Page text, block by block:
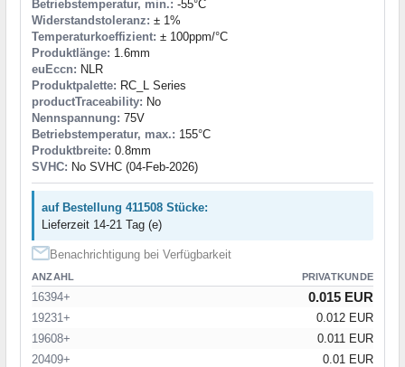
Betriebstemperatur, min.: -55°C
Widerstandstoleranz: ± 1%
Temperaturkoeffizient: ± 100ppm/°C
Produktlänge: 1.6mm
euEccn: NLR
Produktpalette: RC_L Series
productTraceability: No
Nennspannung: 75V
Betriebstemperatur, max.: 155°C
Produktbreite: 0.8mm
SVHC: No SVHC (04-Feb-2026)
auf Bestellung 411508 Stücke:
Lieferzeit 14-21 Tag (e)
Benachrichtigung bei Verfügbarkeit
ANZAHL PRIVATKUNDE
16394+ 0.015 EUR
19231+
0.012 EUR
19608+
0.011 EUR
20409+
0.01 EUR